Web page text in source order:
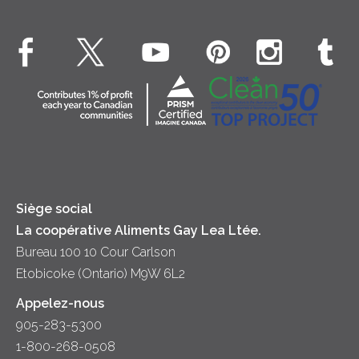
Soupes
Fromage cottage
Crème sure
Bien-être des animaux
Principes coopératifs
Contactez-nous
Location
Siège social
La coopérative Aliments Gay Lea Ltée.
Bureau 100 10 Cour Carlson
Etobicoke (Ontario) M9W 6L2
Appelez-nous
905-283-5300
1-800-268-0508